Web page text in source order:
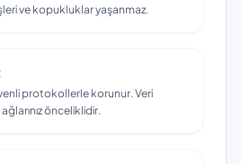
ve kopukluklar yaşanmaz.
protokollerle korunur. Veri
önceliklidir.